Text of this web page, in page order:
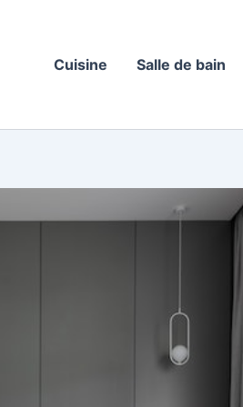
Cuisine Salle de bain